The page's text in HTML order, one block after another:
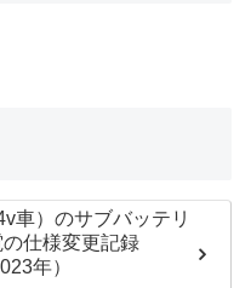
車）のサブバッテリ
仕様変更記録
年）